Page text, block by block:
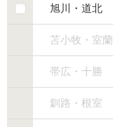
旭川・道北
苫小牧・室蘭
帯広・十勝
釧路・根室